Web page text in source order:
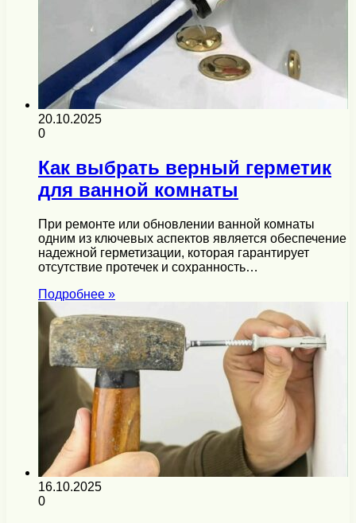
20.10.2025
0
Как выбрать верный герметик
для ванной комнаты
При ремонте или обновлении ванной комнаты
одним из ключевых аспектов является обеспечение
надежной герметизации, которая гарантирует
отсутствие протечек и сохранность…
Подробнее »
16.10.2025
0